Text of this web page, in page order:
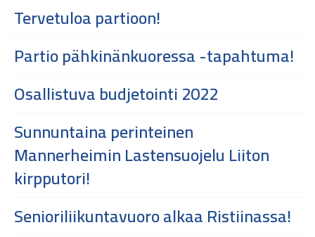
Tervetuloa partioon!
Partio pähkinänkuoressa -tapahtuma!
Osallistuva budjetointi 2022
Sunnuntaina perinteinen
Mannerheimin Lastensuojelu Liiton
kirpputori!
Senioriliikuntavuoro alkaa Ristiinassa!